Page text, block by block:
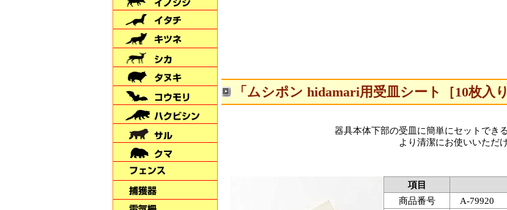
「ムシポン hidamari用受皿シート［10枚入り
器具本体下部の受皿に簡単にセットでき
より清潔にお使いいただ
項目
商品番号
A-79920
土地の仕切りに
＼新発売／
【ダークブラウン】
米虫の駆除･撃退！
人にも穀物にも安心
【虫どろぼう】